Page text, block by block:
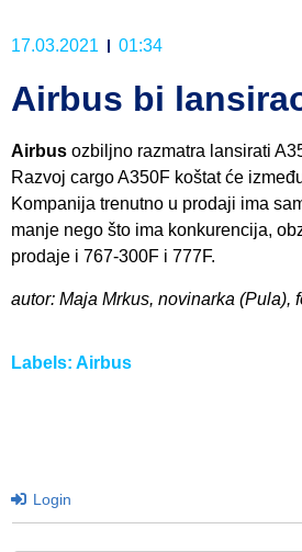
17.03.2021 01:34
Airbus bi
Airbus ozbiljno razmatra lansirati
Razvoj cargo A350F koštat će
Kompanija trenutno u prodaji ima
manje nego što ima konkurencija,
prodaje i 767-300F i 777F.
autor: Maja Mrkus, novinarka (Pula),
Labels: Airbus
Login